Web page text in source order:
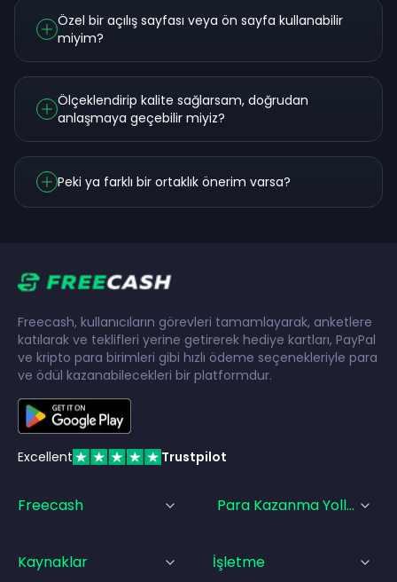
Özel bir açılış sayfası veya ön sayfa kullanabilir
miyim?
Ölçeklendirip kalite sağlarsam, doğrudan
anlaşmaya geçebilir miyiz?
Peki ya farklı bir ortaklık önerim varsa?
Freecash, kullanıcıların görevleri tamamlayarak, anketlere
katılarak ve teklifleri yerine getirerek hediye kartları, PayPal
ve kripto para birimleri gibi hızlı ödeme seçenekleriyle para
ve ödül kazanabilecekleri bir platformdur.
Excellent Trustpilot
Freecash Para Kazanma Yolları
Kaynaklar İşletme